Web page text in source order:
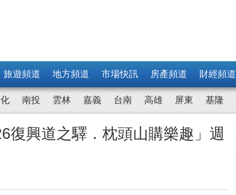
旅遊頻道 地方頻道 市場快訊 房產頻道 財經頻道
南投 雲林 嘉義 台南 高雄 屏東 基隆
興道之驛．枕頭山購樂趣」週